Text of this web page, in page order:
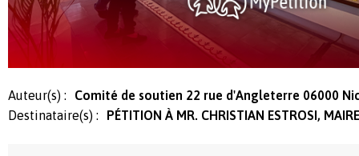
Auteur(s) :
Comité de soutien 22 rue d'Angleterre 06000
Destinataire(s) :
PÉTITION À MR. CHRISTIAN ESTROSI,